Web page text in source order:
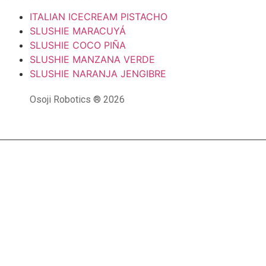
ITALIAN ICECREAM PISTACHO
SLUSHIE MARACUYÁ
SLUSHIE COCO PIÑA
SLUSHIE MANZANA VERDE
SLUSHIE NARANJA JENGIBRE
Osoji Robotics ® 2026